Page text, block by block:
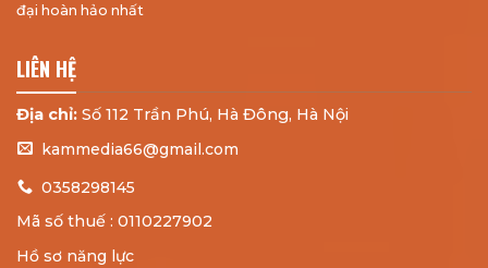
đại hoàn hảo nhất
LIÊN HỆ
Địa chỉ: Số 112 Trần Phú, Hà Đông, Hà Nội
kammedia66@gmail.com
0358298145
Mã số thuế : 0110227902
Hồ sơ năng lực